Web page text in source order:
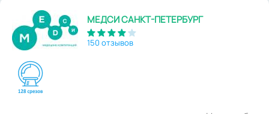
МЕДСИ САНКТ-ПЕТЕРБУРГ
150 отзывов